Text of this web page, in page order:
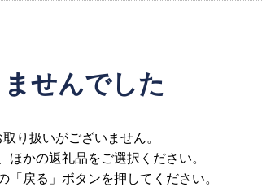
せんでした
り扱いがございません。
かの返礼品をご選択ください。
戻る」ボタンを押してください。